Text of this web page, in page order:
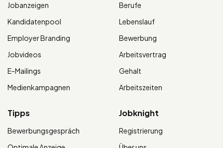
Jobanzeigen
Kandidatenpool
Employer Branding
Jobvideos
E-Mailings
Medienkampagnen
Berufe
Lebenslauf
Bewerbung
Arbeitsvertrag
Gehalt
Arbeitszeiten
Tipps
Bewerbungsgespräch
Jobknight
Registrierung